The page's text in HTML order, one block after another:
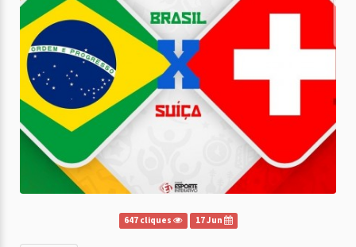
647 cliques 17 Jun